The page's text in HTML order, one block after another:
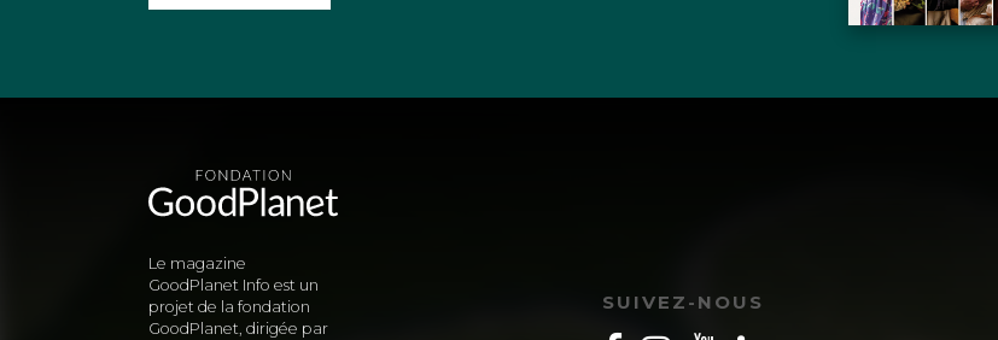
Le magazine
GoodPlanet Info est un
projet de la fondation
GoodPlanet, dirigée par
SUIVEZ-NOUS